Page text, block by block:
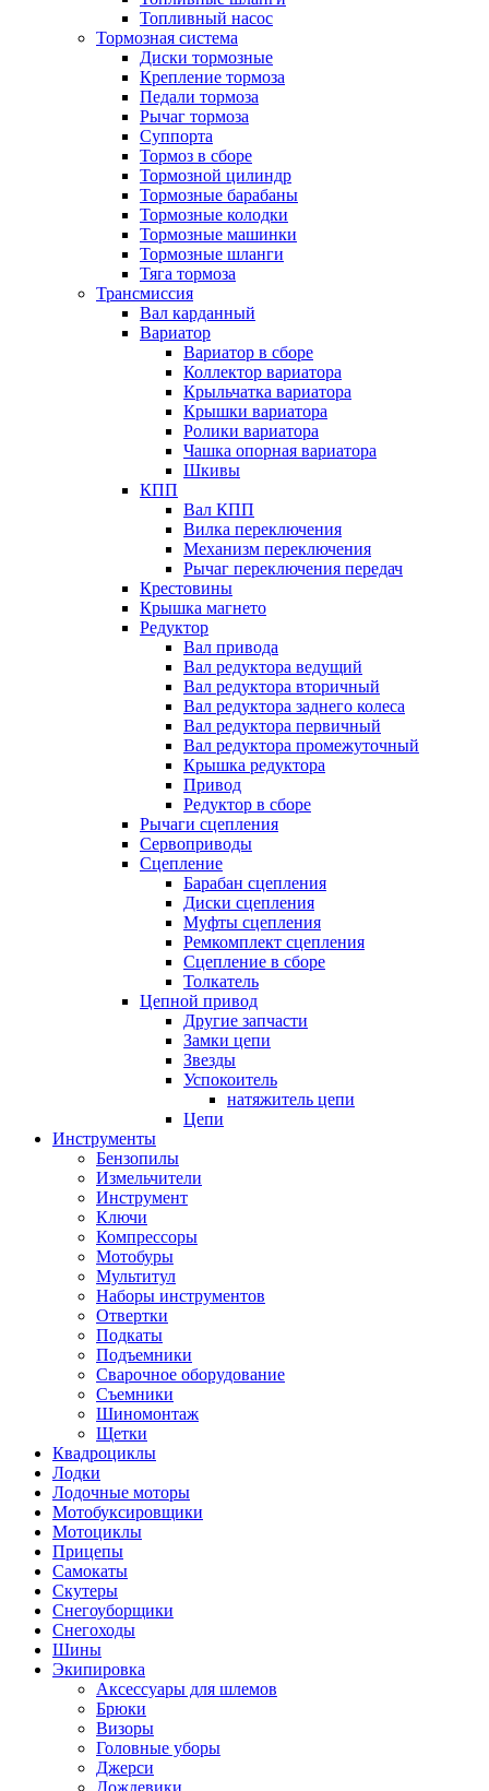
Топливный насос
Тормозная система
Диски тормозные
Крепление тормоза
Педали тормоза
Рычаг тормоза
Суппорта
Тормоз в сборе
Тормозной цилиндр
Тормозные барабаны
Тормозные колодки
Тормозные машинки
Тормозные шланги
Тяга тормоза
Трансмиссия
Вал карданный
Вариатор
Вариатор в сборе
Коллектор вариатора
Крыльчатка вариатора
Крышки вариатора
Ролики вариатора
Чашка опорная вариатора
Шкивы
КПП
Вал КПП
Вилка переключения
Механизм переключения
Рычаг переключения передач
Крестовины
Крышка магнето
Редуктор
Вал привода
Вал редуктора ведущий
Вал редуктора вторичный
Вал редуктора заднего колеса
Вал редуктора первичный
Вал редуктора промежуточный
Крышка редуктора
Привод
Редуктор в сборе
Рычаги сцепления
Сервоприводы
Сцепление
Барабан сцепления
Диски сцепления
Муфты сцепления
Ремкомплект сцепления
Сцепление в сборе
Толкатель
Цепной привод
Другие запчасти
Замки цепи
Звезды
Успокоитель
натяжитель цепи
Цепи
Инструменты
Бензопилы
Измельчители
Инструмент
Ключи
Компрессоры
Мотобуры
Мультитул
Наборы инструментов
Отвертки
Подкаты
Подъемники
Сварочное оборудование
Съемники
Шиномонтаж
Щетки
Квадроциклы
Лодки
Лодочные моторы
Мотобуксировщики
Мотоциклы
Прицепы
Самокаты
Скутеры
Снегоуборщики
Снегоходы
Шины
Экипировка
Аксессуары для шлемов
Брюки
Визоры
Головные уборы
Джерси
Дождевики